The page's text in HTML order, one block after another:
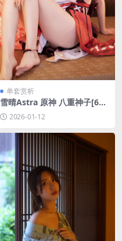
单套赏析
雪晴Astra 原神 八重神子[60P
-2V-1.67G]
2026-01-12